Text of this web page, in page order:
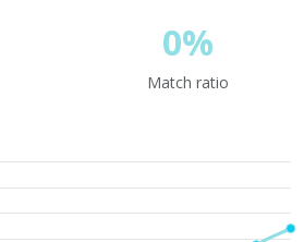
0%
Match ratio